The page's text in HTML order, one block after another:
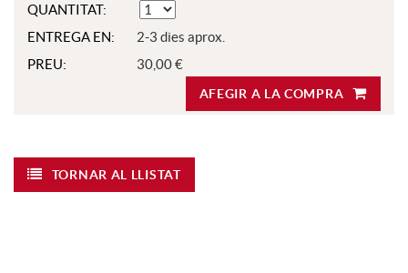
QUANTITAT:
ENTREGA EN:
2-3 dies aprox.
PREU:
30,00 €
AFEGIR A LA COMPRA
TORNAR AL LLISTAT